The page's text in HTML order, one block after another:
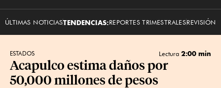
ÚLTIMAS NOTICIASTENDENCIAS:REPORTES TRIMESTRALESREVISIÓN
ESTADOS Lectura 2:00 min
Acapulco estima daños por
50,000 millones de pesos